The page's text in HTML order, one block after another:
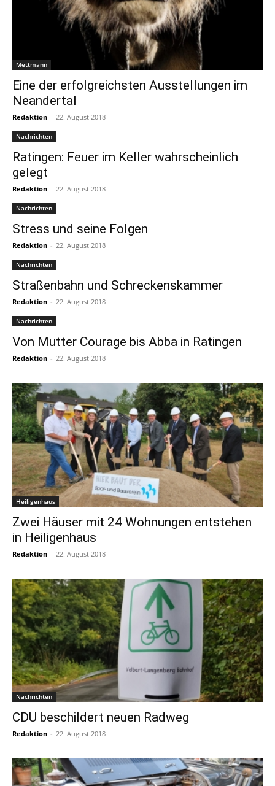
Mettmann
Eine der erfolgreichsten Ausstellungen im
Neandertal
Redaktion - 22. August 2018
Nachrichten
Ratingen: Feuer im Keller wahrscheinlich
gelegt
Redaktion - 22. August 2018
Nachrichten
Stress und seine Folgen
Redaktion - 22. August 2018
Nachrichten
Straßenbahn und Schreckenskammer
Redaktion - 22. August 2018
Nachrichten
Von Mutter Courage bis Abba in Ratingen
Redaktion - 22. August 2018
Heiligenhaus
Zwei Häuser mit 24 Wohnungen entstehen
in Heiligenhaus
Redaktion - 22. August 2018
Nachrichten
CDU beschildert neuen Radweg
Redaktion - 22. August 2018